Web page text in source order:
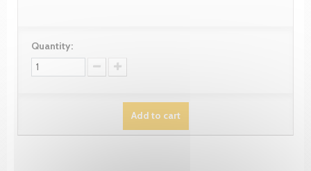
Quantity:
Add to cart